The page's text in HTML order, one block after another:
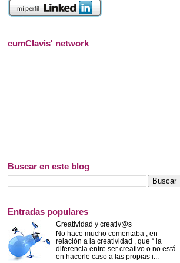
cumClavis' network
Buscar en este blog
Entradas populares
Creatividad y creativ@s
No hace mucho comentaba , en
relación a la creatividad , que “ la
diferencia entre ser creativo o no está
en hacerle caso a las propias i...